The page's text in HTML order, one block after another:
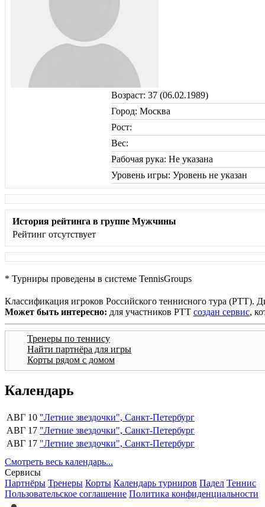
Возраст: 37 (06.02.1989)
Город: Москва
Рост:
Вес:
Рабочая рука: Не указана
Уровень игры: Уровень не указан
История рейтинга в группе Мужчины
Рейтинг отсутствует
* Турниры проведены в системе TennisGroups
Классификация игроков Российского теннисного тура (РТТ).
Может быть интересно: для участников РТТ создан сервис,
Тренеры по теннису
Найти партнёра для игры
Корты рядом с домом
Календарь
АВГ 10 "Летние звездочки", Санкт-Петербург
АВГ 17 "Летние звездочки", Санкт-Петербург
АВГ 17 "Летние звездочки", Санкт-Петербург
Смотреть весь календарь...
Сервисы
Партнёры Тренеры Корты Календарь турниров Падел Теннис
Пользовательское соглашение Политика конфиденциальности